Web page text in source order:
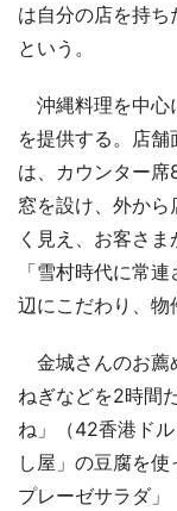
は自分の店を持
という。
沖縄料理を中心
を提供する。店
は、カウンター
窓を設け、外から
く見え、お客さま
「雪村時代に常
辺にこだわり、物
金城さんのお薦
ねぎなどを2時間
ね」（42香港ド
し屋」の豆腐を
プレーゼサラダ